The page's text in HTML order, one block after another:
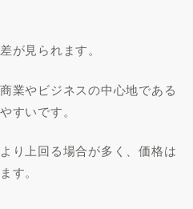
が見られます。
業やビジネスの中心地である
すいです。
り上回る場合が多く、価格は
す。